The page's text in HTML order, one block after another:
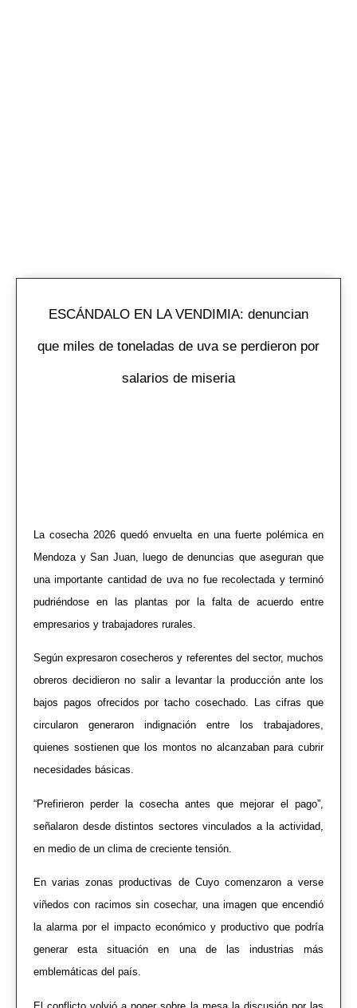
ESCÁNDALO EN LA VENDIMIA: denuncian
que miles de toneladas de uva se perdieron por
salarios de miseria
La cosecha 2026 quedó envuelta en una fuerte polémica en
Mendoza y San Juan, luego de denuncias que aseguran que
una importante cantidad de uva no fue recolectada y terminó
pudriéndose en las plantas por la falta de acuerdo entre
empresarios y trabajadores rurales.
Según expresaron cosecheros y referentes del sector, muchos
obreros decidieron no salir a levantar la producción ante los
bajos pagos ofrecidos por tacho cosechado. Las cifras que
circularon generaron indignación entre los trabajadores,
quienes sostienen que los montos no alcanzaban para cubrir
necesidades básicas.
“Prefirieron perder la cosecha antes que mejorar el pago”,
señalaron desde distintos sectores vinculados a la actividad,
en medio de un clima de creciente tensión.
En varias zonas productivas de Cuyo comenzaron a verse
viñedos con racimos sin cosechar, una imagen que encendió
la alarma por el impacto económico y productivo que podría
generar esta situación en una de las industrias más
emblemáticas del país.